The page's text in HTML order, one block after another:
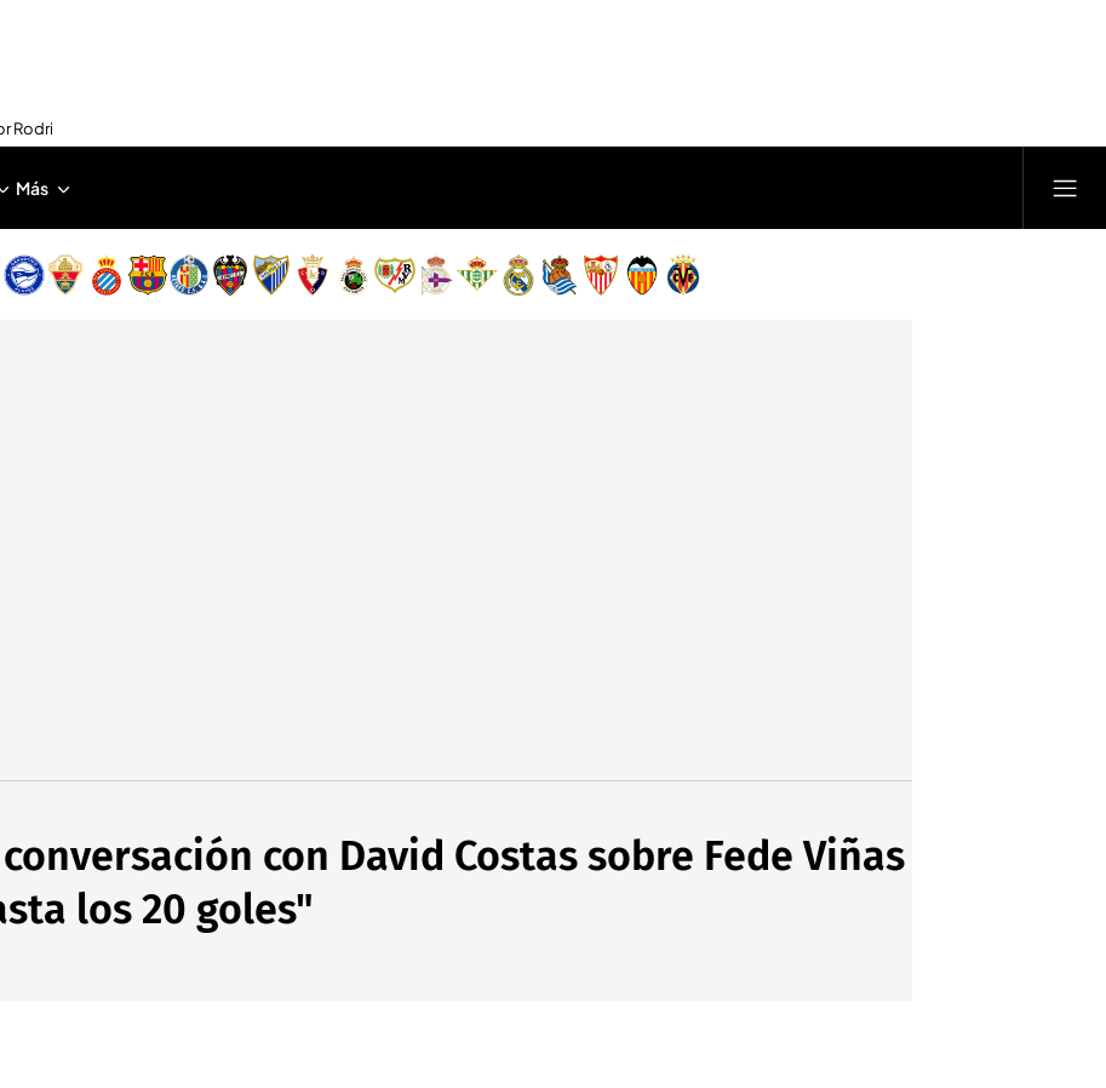
Rodri
Más
con David Costas sobre Fede Viñas
los 20 goles"